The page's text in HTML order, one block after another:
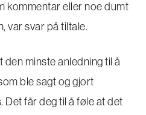
kommentar eller noe dumt
var svar på tiltale.
den minste anledning til å
ble sagt og gjort
Det får deg til å føle at det